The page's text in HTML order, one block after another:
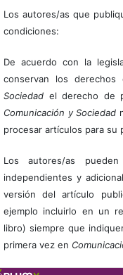
Los autores/as que
condiciones:
De acuerdo con la
conservan los
Sociedadel derecho de
Comunicación y Sociedad
procesar artículos para su
Los autores/as
independientes y
versión del artículo
ejemplo incluirlo en un
libro) siempre que
primera vez en